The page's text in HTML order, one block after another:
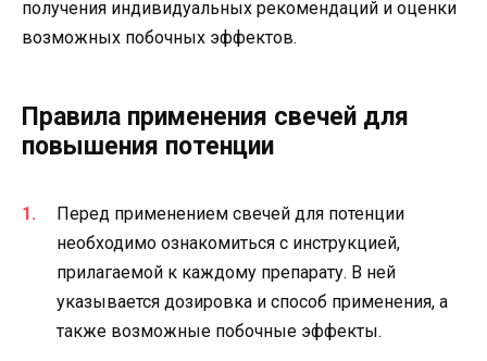
получения индивидуальных рекомендаций и оценки
возможных побочных эффектов.
Правила применения свечей для
повышения потенции
Перед применением свечей для потенции
необходимо ознакомиться с инструкцией,
прилагаемой к каждому препарату. В ней
указывается дозировка и способ применения, а
также возможные побочные эффекты.